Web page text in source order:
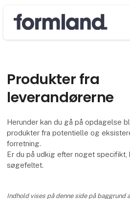
Produkter fra
leverandørerne
Herunder kan du gå på opdagelse
produkter fra potentielle og
forretning.
Er du på udkig efter noget specifikt,
søgefeltet.
Indhold vises på denne side på baggrund